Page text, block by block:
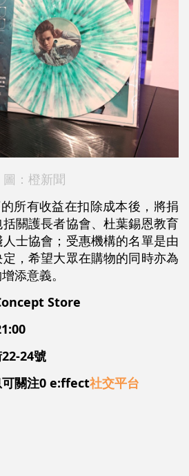
圖：橙新聞
所有收益在扣除成本後，將捐
關護長者協會、杜葉錫恩教育
士協會；受惠機構的名單是由
，希望大眾在購物的同時亦為
添意義。
Store
24號
關注0 e:ffect社交平台